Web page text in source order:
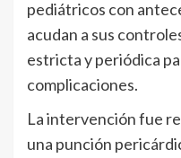
pediátricos con
acudan a sus
estricta y periódica
complicaciones.
La intervención fue
una punción